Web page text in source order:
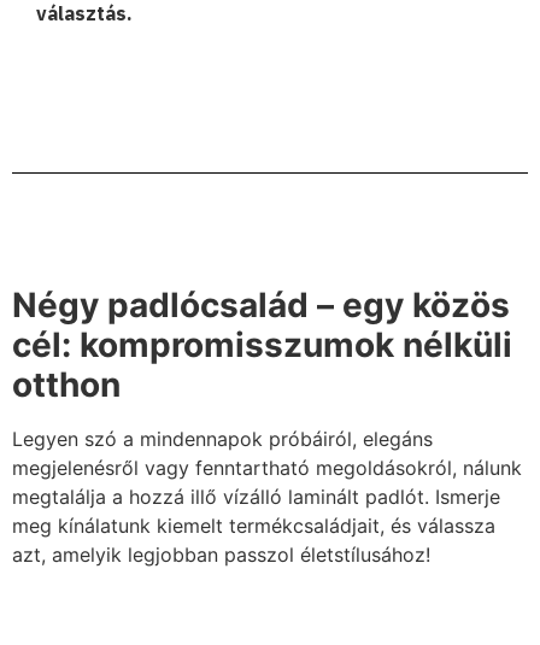
választás.
Négy padlócsalád – egy közös
cél: kompromisszumok nélküli
otthon
Legyen szó a mindennapok próbáiról, elegáns
megjelenésről vagy fenntartható megoldásokról, nálunk
megtalálja a hozzá illő vízálló laminált padlót. Ismerje
meg kínálatunk kiemelt termékcsaládjait, és válassza
azt, amelyik legjobban passzol életstílusához!